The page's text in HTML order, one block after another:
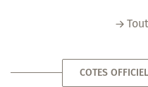
COTES